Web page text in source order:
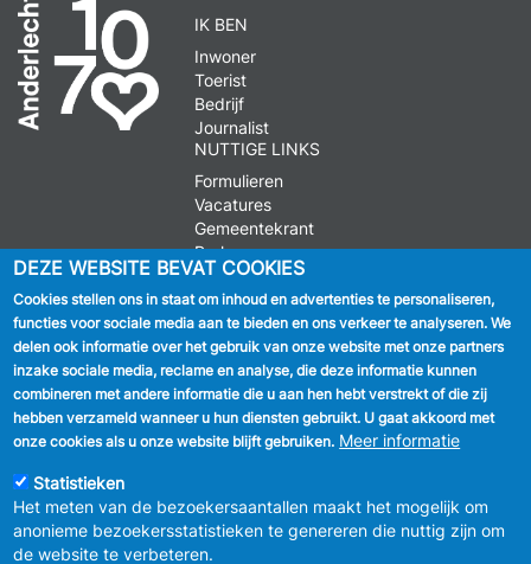
IK BEN
Inwoner
Toerist
Bedrijf
Journalist
NUTTIGE LINKS
Formulieren
Vacatures
Gemeentekrant
Parkeren
VOLG ONS
Facebook
Linkedin
Instagram
DEZE WEBSITE BEVAT COOKIES
Cookies stellen ons in staat om inhoud en advertenties te personaliseren,
functies voor sociale media aan te bieden en ons verkeer te analyseren. We
delen ook informatie over het gebruik van onze website met onze partners
inzake sociale media, reclame en analyse, die deze informatie kunnen
combineren met andere informatie die u aan hen hebt verstrekt of die zij
hebben verzameld wanneer u hun diensten gebruikt. U gaat akkoord met
onze cookies als u onze website blijft gebruiken. Meer informatie
Statistieken
Het meten van de bezoekersaantallen maakt het mogelijk om
anonieme bezoekersstatistieken te genereren die nuttig zijn om
de website te verbeteren.